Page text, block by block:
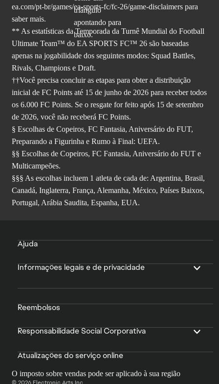
ea.com/pt-br/games/ea-sports-fc/fc-26/game-disclaimers para
saber mais.
** As estatísticas da Temporada da Turnê Mundial do Football
Ultimate Team™ do EA SPORTS FC™ 26 são baseadas
apenas na jogabilidade dos seguintes modos: Squad Battles,
Rivals, Champions e Draft.
††Você precisa concluir as etapas para obter a distribuição
inicial de FC Points até 15 de junho de 2026 para receber todos
os 6.000 FC Points. Se o resgate for feito após 15 de setembro
de 2026, você não receberá FC Points.
§ Escolhas de Copeiros, FC Fantasia, Aniversário do FUT,
Preparando a Figurinha e Rumo à Final: UEFA.
§§ Escolhas de Copeiros, FC Fantasia, Aniversário do FUT e
Multicampeões.
§§§ As escolhas incluem 1 atleta de cada de: Argentina, Brasil,
Canadá, Inglaterra, França, Alemanha, México, Países Baixos,
Portugal, Arábia Saudita, Espanha, EUA.
Ajuda
Informações legais e de privacidade
Reembolsos
Responsabilidade Social Corporativa
Atualizações do serviço online
O imposto sobre vendas pode ser aplicado à sua região
© 2026 Electronic Arts Inc.